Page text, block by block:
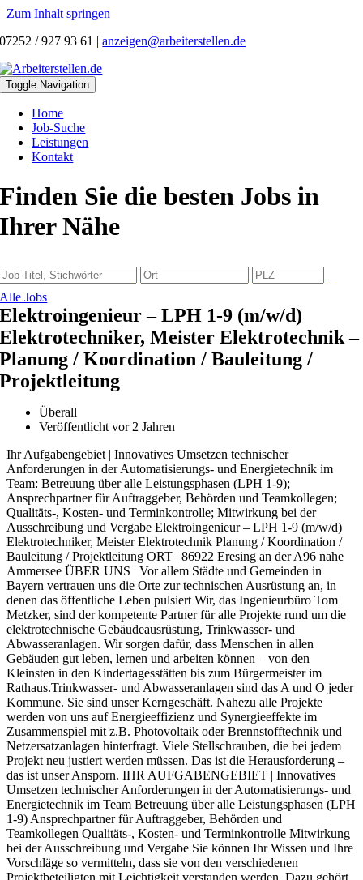
Zum Inhalt springen
07252 / 927 93 61 |anzeigen@arbeiterstellen.de
Toggle Navigation
Home
Job-Suche
Leistungen
Kontakt
Finden Sie die besten Jobs in
Ihrer Nähe
Alle Jobs
Elektroingenieur – LPH 1-9 (m/w/d)
Elektrotechniker, Meister Elektrotechnik –
Planung / Koordination / Bauleitung /
Projektleitung
Überall
Veröffentlicht vor 2 Jahren
Ihr Aufgabengebiet | Innovatives Umsetzen technischer
Anforderungen in der Automatisierungs- und Energietechnik im
Team: Betreuung über alle Leistungsphasen (LPH 1-9);
Ansprechpartner für Auftraggeber, Behörden und Teamkollegen;
Qualitäts-, Kosten- und Terminkontrolle; Mitwirkung bei der
Ausschreibung und Vergabe Elektroingenieur – LPH 1-9 (m/w/d)
Elektrotechniker, Meister Elektrotechnik Planung / Koordination /
Bauleitung / Projektleitung ORT | 86922 Eresing an der A96 nahe
Ammersee ÜBER UNS | Vor allem Städte und Gemeinden in
Bayern vertrauen uns die Orte zur technischen Ausrüstung an, in
denen das öffentliche Leben pulsiert Wir, das Ingenieurbüro Tom
Metzker, sind der kompetente Partner für alle Projekte rund um die
elektrotechnische Gebäudeausrüstung, Trinkwasser- und
Abwasseranlagen. Wir sorgen dafür, dass Menschen in allen
Gebäuden gut leben, lernen und arbeiten können – von den
Kleinsten in den Kindertagesstätten bis zum Bürgermeister im
Rathaus.Trinkwasser- und Abwasseranlagen sind das A und O jeder
Kommune. Sie sind unser Kerngeschäft. Nahezu alle Projekte
werden von uns auf Energieeffizienz und Synergieeffekte im
Zusammenspiel mit z.B. Photovoltaik oder Brennstofftechnik und
Netzersatzanlagen hinterfragt. Viele Stellschrauben, die bei jedem
Projekt neu justiert werden müssen. Das ist die Herausforderung –
das ist unser Ansporn. IHR AUFGABENGEBIET | Innovatives
Umsetzen technischer Anforderungen in der Automatisierungs- und
Energietechnik im Team Betreuung über alle Leistungsphasen (LPH
1-9) Ansprechpartner für Auftraggeber, Behörden und
Teamkollegen Qualitäts-, Kosten- und Terminkontrolle Mitwirkung
bei der Ausschreibung und Vergabe Sie können Ihr Wissen und Ihre
Vorschläge so vermitteln, dass sie von den verschiedenen
Projektbeteiligten mit Leichtigkeit verstanden werden. Dazu gehört